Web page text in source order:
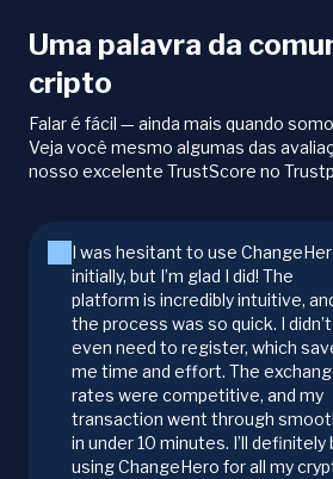
Uma palavra da
cripto
Falar é fácil — ainda mais quando
Veja você mesmo algumas das
nosso excelente TrustScore no
I was hesitant to use
initially, but I’m glad I did! The
platform is incredibly intuitive,
the process was so quick. I didn’t
even need to register, which
me time and effort. The
rates were competitive, and my
transaction went through
in under 10 minutes. I’ll definitely
using ChangeHero for all my